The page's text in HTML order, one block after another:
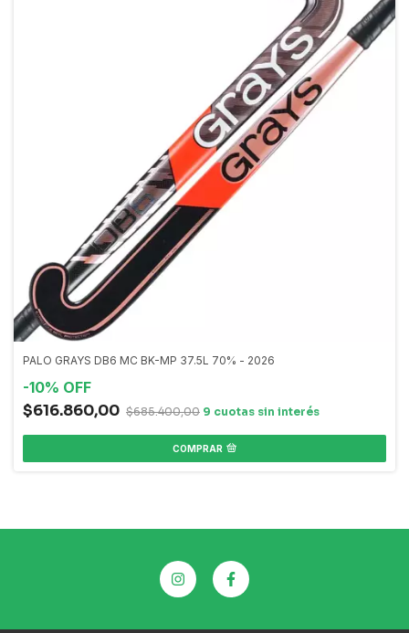
PALO GRAYS DB6 MC BK-MP 37.5L 70% - 2026
-10% OFF
$616.860,00 $685.400,00
COMPRAR